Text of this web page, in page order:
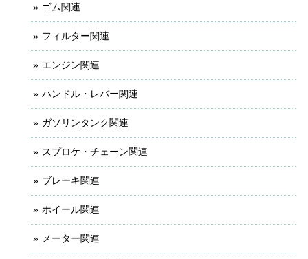
ゴム関連
フィルター関連
エンジン関連
ハンドル・レバー関連
ガソリンタンク関連
スプロケ・チェーン関連
ブレーキ関連
ホイール関連
メーター関連